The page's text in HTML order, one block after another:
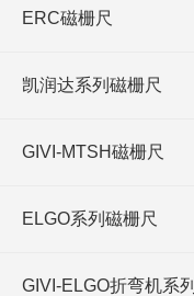
ERC磁栅尺
凯润达系列磁栅尺
GIVI-MTSH磁栅尺
ELGO系列磁栅尺
GIVI-ELGO折弯机系列